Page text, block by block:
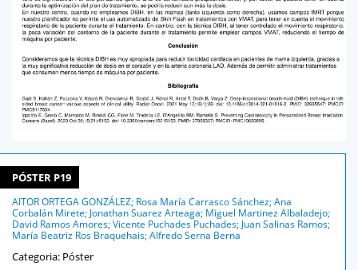
PÓSTER P19
AITOR ORTEGA GONZÁLEZ; Rosa María Carrasco Sánchez; Ana
Corbalán Mirete; Jonathan Suarez Arteaga; Miguel Martinez Albaladejo;
David Ramos Amores; Vicente Puchades Puchades; Juan Salinas Ramos;
María Beatriz Ros Braquehais; Alfredo Serna Berna
Categoria: Póster